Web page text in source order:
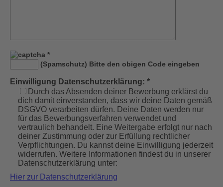
*
(Spamschutz) Bitte den obigen Code eingeben
Einwilligung Datenschutzerklärung: *
Durch das Absenden deiner Bewerbung erklärst du
dich damit einverstanden, dass wir deine Daten gemäß
DSGVO verarbeiten dürfen. Deine Daten werden nur
für das Bewerbungsverfahren verwendet und
vertraulich behandelt. Eine Weitergabe erfolgt nur nach
deiner Zustimmung oder zur Erfüllung rechtlicher
Verpflichtungen. Du kannst deine Einwilligung jederzeit
widerrufen. Weitere Informationen findest du in unserer
Datenschutzerklärung unter:
Hier zur Datenschutzerklärung